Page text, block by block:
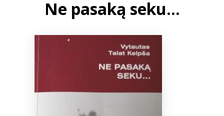
ELVIS atvyksta
Naujienos
Ne pasaką seku...